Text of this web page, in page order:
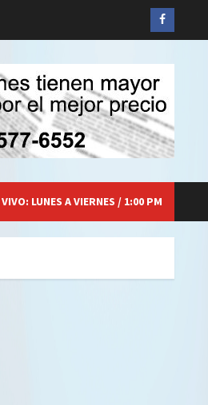
Siganos
en
VIVO: LUNES A VIERNES / 1:00 PM